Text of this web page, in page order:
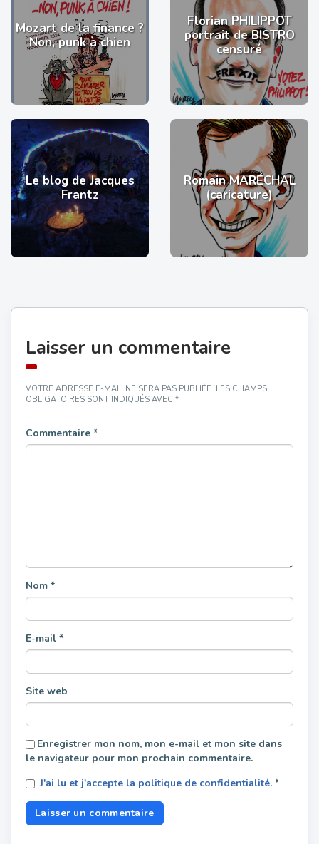
Mozart de la finance ?
Non, punk à chien
Florian PHILIPPOT
portrait de BISTRO
censuré
Le blog de Jacques
Frantz
Romain MARÉCHAL
(caricature)
Laisser un commentaire
VOTRE ADRESSE E-MAIL NE SERA PAS PUBLIÉE. LES CHAMPS
OBLIGATOIRES SONT INDIQUÉS AVEC *
Commentaire *
Nom *
E-mail *
Site web
Enregistrer mon nom, mon e-mail et mon site dans
le navigateur pour mon prochain commentaire.
J'ai lu et j'accepte la politique de confidentialité. *